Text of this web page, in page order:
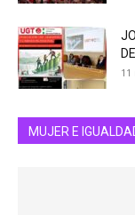
11
MUJER E